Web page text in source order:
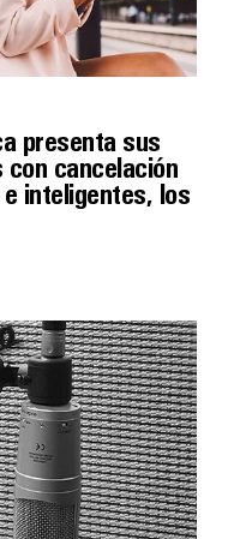
presenta sus
cancelación
inteligentes, los